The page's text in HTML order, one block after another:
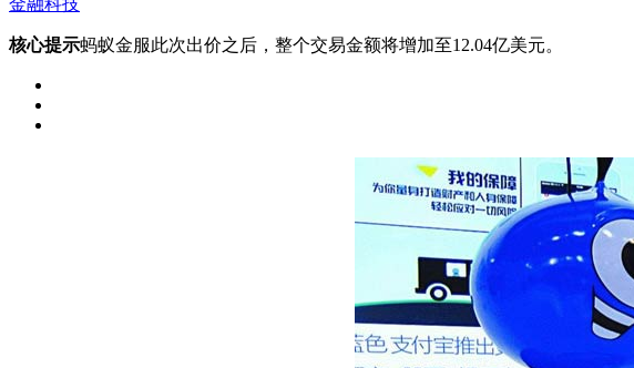
核心提示蚂蚁金服此次出价之后，整个交易金额将增加至12.04亿美元。